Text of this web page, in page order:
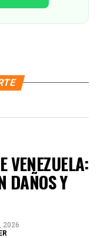
VENEZUELA:
DAÑOS Y
2026